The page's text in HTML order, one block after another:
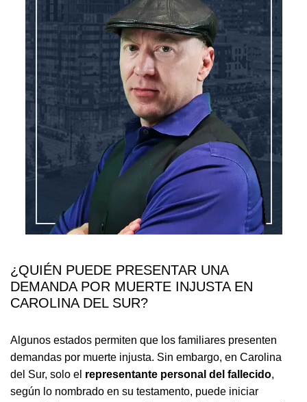
¿QUIÉN PUEDE PRESENTAR UNA
DEMANDA POR MUERTE INJUSTA EN
CAROLINA DEL SUR?
Algunos estados permiten que los familiares presenten
demandas por muerte injusta. Sin embargo, en Carolina
del Sur, solo el representante personal del fallecido,
según lo nombrado en su testamento, puede iniciar